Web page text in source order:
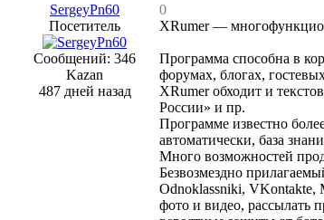
SergeyPn60
Посетитель
Сообщений: 346
Kazan
487 дней назад
0
XRumer —
Программа способна в
форумах, блогах,
XRumer обходит и
России» и пр.
Программе известно
автоматически, база
Много возможностей
Безвозмездно
Odnoklassniki, VKontakte,
фото и видео, рассылать